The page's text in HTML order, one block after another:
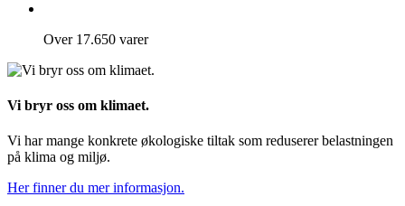
Over 17.650 varer
Vi bryr oss om klimaet.
Vi har mange konkrete økologiske tiltak som reduserer belastningen
på klima og miljø.
Her finner du mer informasjon.